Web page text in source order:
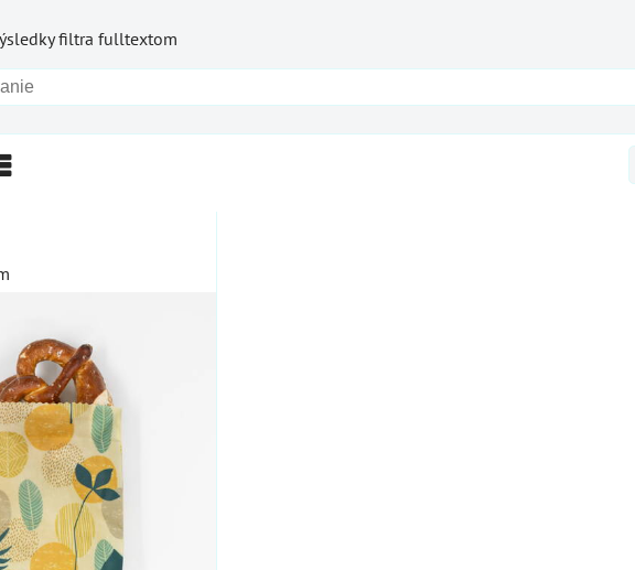
filtra fulltextom